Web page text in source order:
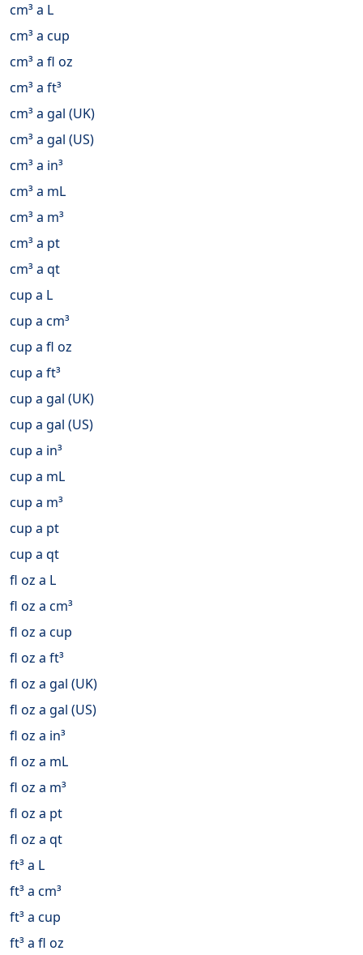
cm³ a L
cm³ a cup
cm³ a fl oz
cm³ a ft³
cm³ a gal (UK)
cm³ a gal (US)
cm³ a in³
cm³ a mL
cm³ a m³
cm³ a pt
cm³ a qt
cup a L
cup a cm³
cup a fl oz
cup a ft³
cup a gal (UK)
cup a gal (US)
cup a in³
cup a mL
cup a m³
cup a pt
cup a qt
fl oz a L
fl oz a cm³
fl oz a cup
fl oz a ft³
fl oz a gal (UK)
fl oz a gal (US)
fl oz a in³
fl oz a mL
fl oz a m³
fl oz a pt
fl oz a qt
ft³ a L
ft³ a cm³
ft³ a cup
ft³ a fl oz